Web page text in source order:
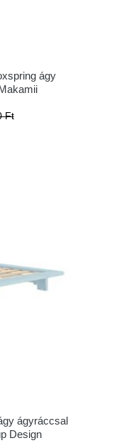
ágy
Ft
ágyráccsal
Design